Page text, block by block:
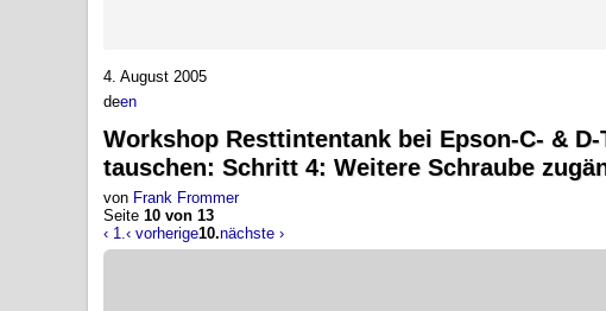
4. August 2005
deen
Workshop Resttintentank bei Epson-C- &
tauschen: Schritt 4: Weitere Schraube
von Frank Frommer
Seite 10 von 13
‹ 1.‹ vorherige10.nächste ›